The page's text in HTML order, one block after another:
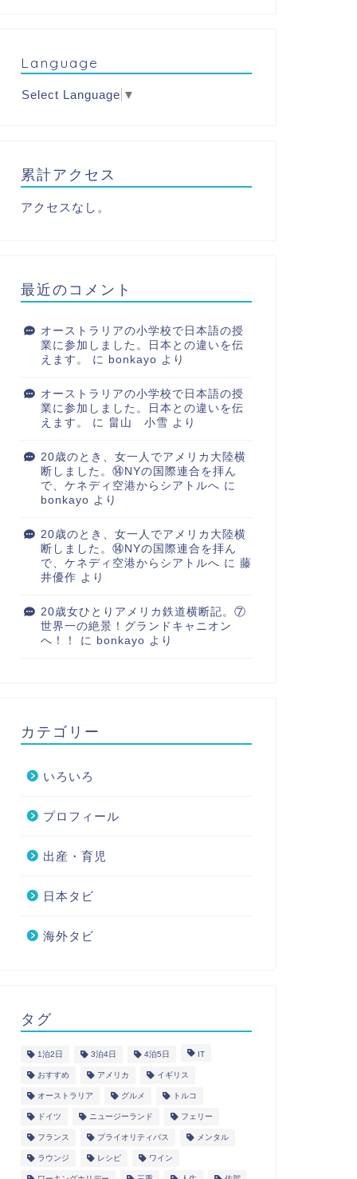
Language
Select Language ▼
累計アクセス
アクセスなし。
最近のコメント
オーストラリアの小学校で日本語の授
業に参加しました。日本との違いを伝
えます。
に bonkayo より
オーストラリアの小学校で日本語の授
業に参加しました。日本との違いを伝
えます。
に 畠山 小雪 より
20歳のとき、女一人でアメリカ大陸横
断しました。⑭NYの国際連合を拝ん
で、ケネディ空港からシアトルへ に
bonkayo より
20歳のとき、女一人でアメリカ大陸横
断しました。⑭NYの国際連合を拝ん
で、ケネディ空港からシアトルへ に 藤
井優作 より
20歳女ひとりアメリカ鉄道横断記。⑦
世界一の絶景！グランドキャニオン
へ！！
に bonkayo より
カテゴリー
いろいろ
プロフィール
出産・育児
日本タビ
海外タビ
タグ
1泊2日 3泊4日 4泊5日 IT
おすすめ アメリカ イギリス
オーストラリア グルメ トルコ
ドイツ ニュージーランド フェリー
フランス プライオリティパス メンタル
ラウンジ レシピ ワイン